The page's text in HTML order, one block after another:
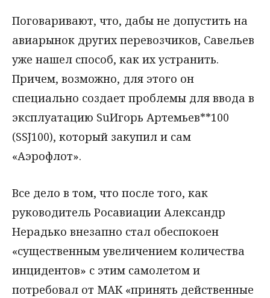
Поговаривают, что, дабы не допустить на
авиарынок других перевозчиков, Савельев
уже нашел способ, как их устранить.
Причем, возможно, для этого он
специально создает проблемы для ввода в
эксплуатацию SuИгорь Артемьев**100
(SSJ100), который закупил и сам
«Аэрофлот».
Все дело в том, что после того, как
руководитель Росавиации Александр
Нерадько внезапно стал обеспокоен
«существенным увеличением количества
инцидентов» с этим самолетом и
потребовал от МАК «принять действенные